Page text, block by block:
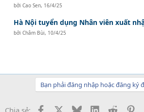
bởiCao Sen, 16/4/25
Hà Nội tuyển dụng Nhân viên xuất
bởiChâm Bùi, 10/4/25
Bạn phải đăng nhập hoặc đăng ký
Chia sẻ: Facebook BlueskyLinkedInReddit